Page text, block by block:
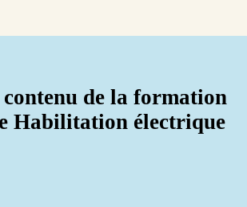
contenu de la formation
Habilitation électrique